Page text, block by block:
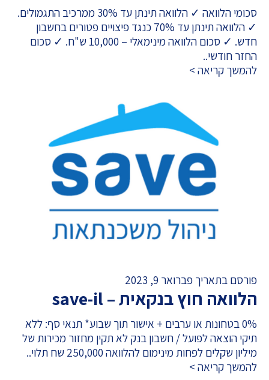
סכומי הלוואה ✓ הלוואה תינתן עד 30% ממרכיב התגמולים.
✓ הלוואה תינתן עד 70% כנגד פיצויים פטורים בחשבון
חדש. ✓ סכום הלוואה מינימאלי – 10,000 ש"ח. ✓ סכום
החזר חודשי..
להמשך קריאה >
פורסם בתאריך פברואר 9, 2023
הלוואה חוץ בנקאית – save-il
0% בטחונות או ערבים + אישור תוך שבוע* תנאי סף: ללא
תיקי הוצאה לפועל / חשבון בנק לא תקין מחזור מכירות של
מיליון שקלים לפחות מינימום להלוואה 250,000 שח תלוי..
להמשך קריאה >